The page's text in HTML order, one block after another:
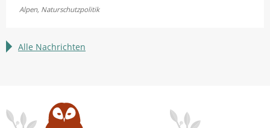
einigen
im
Scheidtobelbahn
Alpen, Naturschutzpolitik
Alle Nachrichten